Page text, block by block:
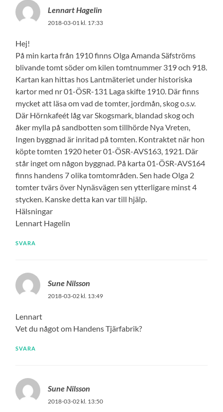
Lennart Hagelin
2018-03-01 kl. 17:33
Hej!
På min karta från 1910 finns Olga Amanda Säfströms
blivande tomt söder om kilen tomtnummer 319 och 918.
Kartan kan hittas hos Lantmäteriet under historiska
kartor med nr 01-ÖSR-131 Laga skifte 1910. Där finns
mycket att läsa om vad de tomter, jordmån, skog o.s.v.
Där Hörnkafeét låg var Skogsmark, blandad skog och
åker mylla på sandbotten som tillhörde Nya Vreten,
Ingen byggnad är inritad på tomten. Kontraktet när hon
köpte tomten 1920 heter 01-ÖSR-AVS163, 1921. Där
står inget om någon byggnad. På karta 01-ÖSR-AVS164
finns handens 7 olika tomtområden. Sen hade Olga 2
tomter tvärs över Nynäsvägen sen ytterligare minst 4
stycken. Kanske detta kan var till hjälp.
Hälsningar
Lennart Hagelin
SVARA
Sune Nilsson
2018-03-02 kl. 13:49
Lennart
Vet du något om Handens Tjärfabrik?
SVARA
Sune Nilsson
2018-03-02 kl. 13:50